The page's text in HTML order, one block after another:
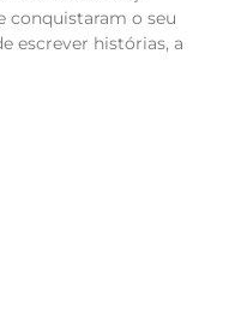
conquistaram o seu
escrever histórias, a